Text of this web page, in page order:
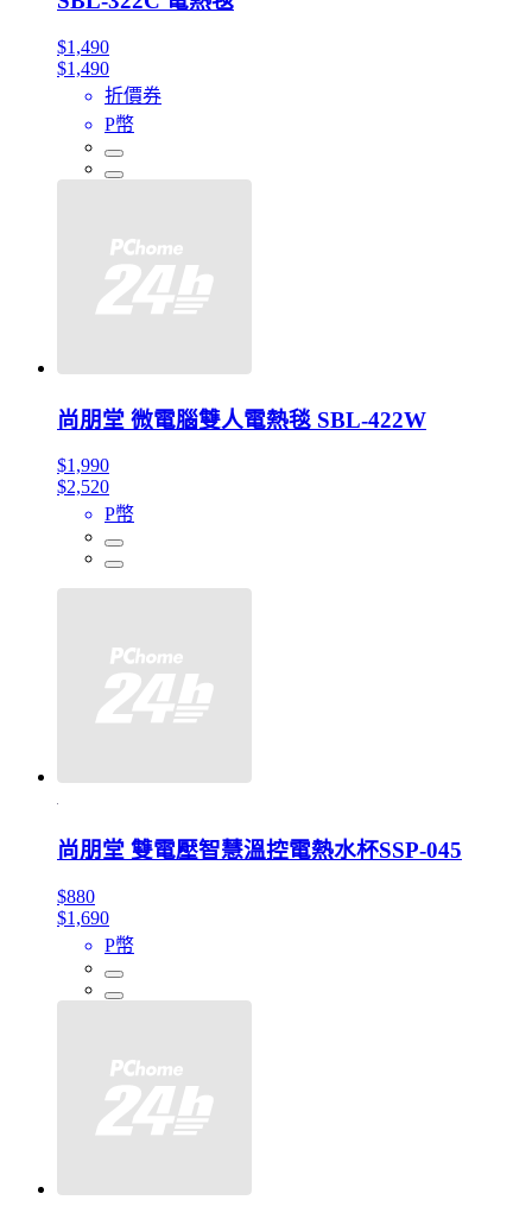
$1,490
$1,490
折價券
P幣
尚朋堂 微電腦雙人電熱毯 SBL-422W
$1,990
$2,520
P幣
尚朋堂 雙電壓智慧溫控電熱水杯SSP-045
$880
$1,690
P幣